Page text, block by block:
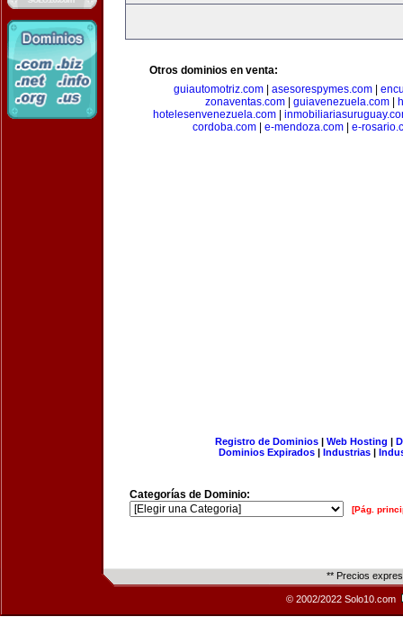
Otros dominios en venta:
guiautomotriz.com
asesorespymes.com
zonaventas.com| guiavenezuela.com|
hotelesenvenezuela.com
cordoba.com| e-mendoza.com| e-
Registro de Dominios| Web Hosting |
Dominios Expirados | Industrias |
Categorías de Dominio:
[Pág.
** Precios
© 2002/2022 Solo10.com